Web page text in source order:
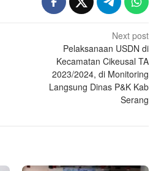
Next post
Pelaksanaan USDN di
Kecamatan Cikeusal TA
2023/2024, di Monitoring
Langsung Dinas P&K Kab
Serang